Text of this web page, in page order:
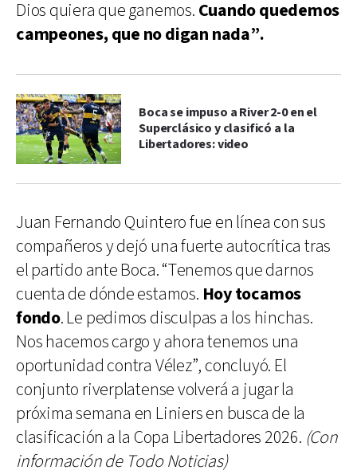
Dios quiera que ganemos. Cuando quedemos
campeones, que no digan nada”.
Boca se impuso a River 2-0 en el
Superclásico y clasificó a la
Libertadores: video
Juan Fernando Quintero fue en línea con sus
compañeros y dejó una fuerte autocrítica tras
el partido ante Boca. “Tenemos que darnos
cuenta de dónde estamos. Hoy tocamos
fondo. Le pedimos disculpas a los hinchas.
Nos hacemos cargo y ahora tenemos una
oportunidad contra Vélez”, concluyó. El
conjunto riverplatense volverá a jugar la
próxima semana en Liniers en busca de la
clasificación a la Copa Libertadores 2026. (Con
información de Todo Noticias)